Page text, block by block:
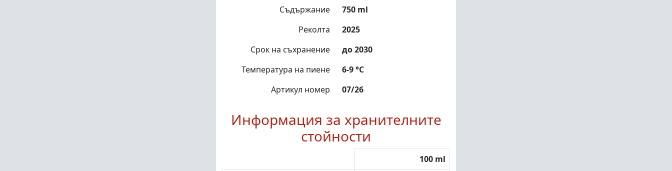
Съдържание
750 ml
Реколта
2025
Срок на съхранение
до 2030
Температура на пиене
6-9 °C
Артикул номер
07/26
Информация за хранителните
стойности
100 ml